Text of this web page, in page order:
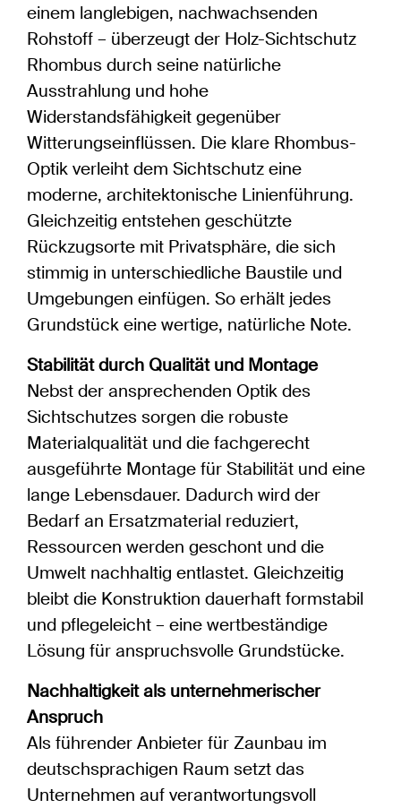
einem langlebigen, nachwachsenden
Rohstoff – überzeugt der Holz-Sichtschutz
Rhombus durch seine natürliche
Ausstrahlung und hohe
Widerstandsfähigkeit gegenüber
Witterungseinflüssen. Die klare Rhombus-
Optik verleiht dem Sichtschutz eine
moderne, architektonische Linienführung.
Gleichzeitig entstehen geschützte
Rückzugsorte mit Privatsphäre, die sich
stimmig in unterschiedliche Baustile und
Umgebungen einfügen. So erhält jedes
Grundstück eine wertige, natürliche Note.
Stabilität durch Qualität und Montage
Nebst der ansprechenden Optik des
Sichtschutzes sorgen die robuste
Materialqualität und die fachgerecht
ausgeführte Montage für Stabilität und eine
lange Lebensdauer. Dadurch wird der
Bedarf an Ersatzmaterial reduziert,
Ressourcen werden geschont und die
Umwelt nachhaltig entlastet. Gleichzeitig
bleibt die Konstruktion dauerhaft formstabil
und pflegeleicht – eine wertbeständige
Lösung für anspruchsvolle Grundstücke.
Nachhaltigkeit als unternehmerischer
Anspruch
Als führender Anbieter für Zaunbau im
deutschsprachigen Raum setzt das
Unternehmen auf verantwortungsvoll